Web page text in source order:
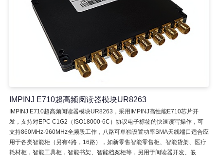
IMPINJ E710超高频阅读器模块UR8263
IMPINJ E710超高频阅读器模块UR8263，采用IMPINJ高性能E710芯片开
发，支持对EPC C1G2（ISO18000-6C）协议电子标签的快速读写操作，可
支持860MHz-960MHz全频段工作，八路可单独设置功率SMA天线端口适合应
用于各类智能柜（另有4路，16路），如新零售智能零售柜、智能货架、医疗
耗材柜，智能工具柜，智能书架、智能档案柜等，另用于阅读器开发、嵌